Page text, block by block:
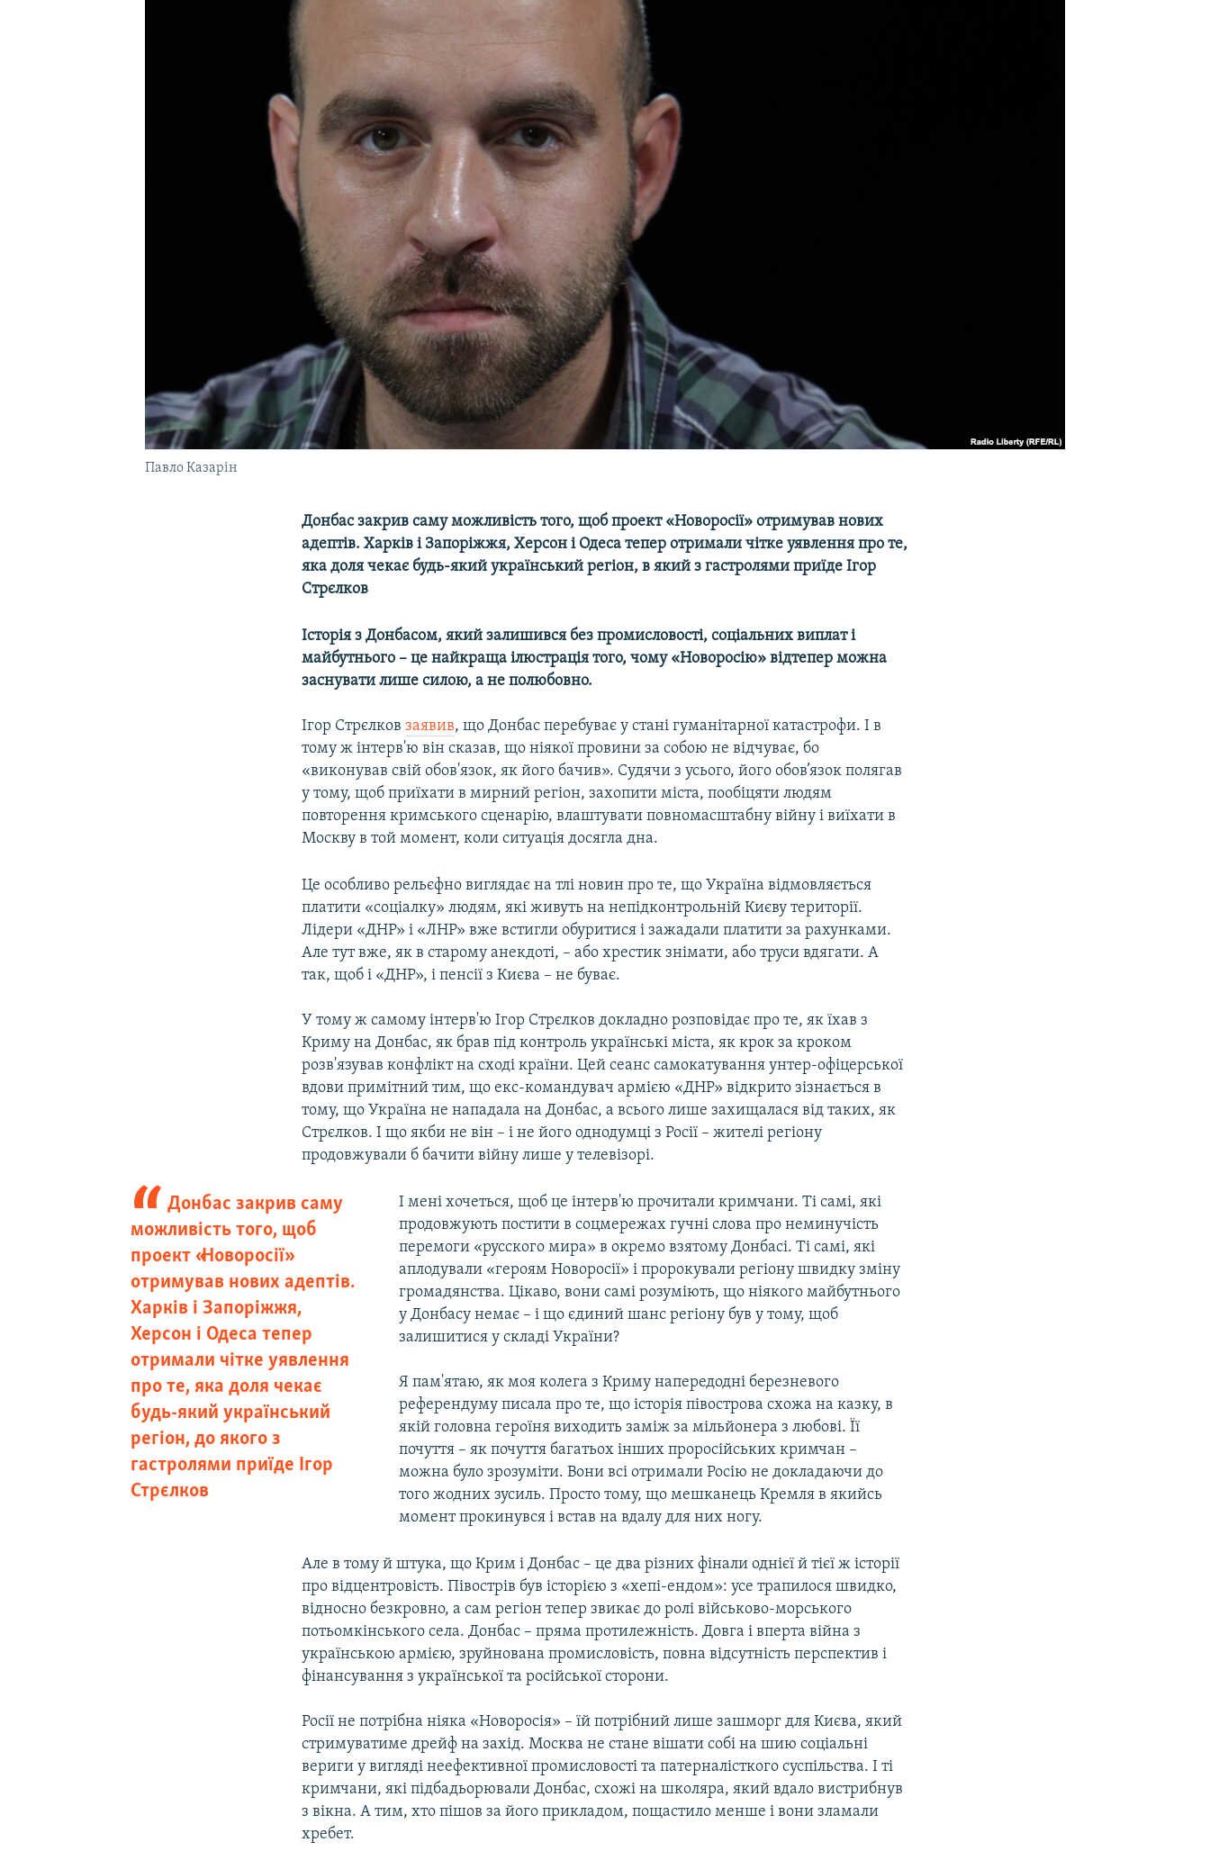
Павло Казарін
Донбас закрив саму можливість того, щоб проект «Новоросії» отримував нових
адептів. Харків і Запоріжжя, Херсон і Одеса тепер отримали чітке уявлення про те,
яка доля чекає будь-який український регіон, в який з гастролями приїде Ігор
Стрєлков
Історія з Донбасом, який залишився без промисловості, соціальних виплат і
майбутнього – це найкраща ілюстрація того, чому «Новоросію» відтепер можна
заснувати лише силою, а не полюбовно.
Ігор Стрєлковзаявив, що Донбас перебуває у стані гуманітарної катастрофи. І в
тому ж інтерв'ю він сказав, що ніякої провини за собою не відчуває, бо
«виконував свій обов'язок, як його бачив». Судячи з усього, його обов’язок полягав
у тому, щоб приїхати в мирний регіон, захопити міста, пообіцяти людям
повторення кримського сценарію, влаштувати повномасштабну війну і виїхати в
Москву в той момент, коли ситуація досягла дна.
Це особливо рельєфно виглядає на тлі новин про те, що Україна відмовляється
платити «соціалку» людям, які живуть на непідконтрольній Києву території.
Лідери «ДНР» і «ЛНР» вже встигли обуритися і зажадали платити за рахунками.
Але тут вже, як в старому анекдоті, – або хрестик знімати, або труси вдягати. А
так, щоб і «ДНР», і пенсії з Києва – не буває.
У тому ж самому інтерв'ю Ігор Стрєлков докладно розповідає про те, як їхав з
Криму на Донбас, як брав під контроль українські міста, як крок за кроком
розв'язував конфлікт на сході країни. Цей сеанс самокатування унтер-офіцерської
вдови примітний тим, що екс-командувач армією «ДНР» відкрито зізнається в
тому, що Україна не нападала на Донбас, а всього лише захищалася від таких, як
Стрєлков. І що якби не він – і не його однодумці з Росії – жителі регіону
продовжували б бачити війну лише у телевізорі.
Донбас закрив саму
можливість того, щоб
проект «Новоросії»
отримував нових адептів.
Харків і Запоріжжя,
Херсон і Одеса тепер
отримали чітке уявлення
про те, яка доля чекає
будь-який український
регіон, до якого з
гастролями приїде Ігор
Стрєлков
І мені хочеться, щоб це інтерв'ю прочитали кримчани. Ті самі, які
продовжують постити в соцмережах гучні слова про неминучість
перемоги «русского мира» в окремо взятому Донбасі. Ті самі, які
аплодували «героям Новоросії» і пророкували регіону швидку зміну
громадянства. Цікаво, вони самі розуміють, що ніякого майбутнього
у Донбасу немає – і що єдиний шанс регіону був у тому, щоб
залишитися у складі України?
Я пам'ятаю, як моя колега з Криму напередодні березневого
референдуму писала про те, що історія півострова схожа на казку, в
якій головна героїня виходить заміж за мільйонера з любові. Її
почуття – як почуття багатьох інших проросійських кримчан –
можна було зрозуміти. Вони всі отримали Росію не докладаючи до
того жодних зусиль. Просто тому, що мешканець Кремля в якийсь
момент прокинувся і встав на вдалу для них ногу.
Але в тому й штука, що Крим і Донбас – це два різних фінали однієї й тієї ж історії
про відцентровість. Півострів був історією з «хепі-ендом»: усе трапилося швидко,
відносно безкровно, а сам регіон тепер звикає до ролі військово-морського
потьомкінського села. Донбас – пряма протилежність. Довга і вперта війна з
українською армією, зруйнована промисловість, повна відсутність перспектив і
фінансування з української та російської сторони.
Росії не потрібна ніяка «Новоросія» – їй потрібний лише зашморг для Києва, який
стримуватиме дрейф на захід. Москва не стане вішати собі на шию соціальні
вериги у вигляді неефективної промисловості та патерналісткого суспільства. І ті
кримчани, які підбадьорювали Донбас, схожі на школяра, який вдало вистрибнув
з вікна. А тим, хто пішов за його прикладом, пощастило менше і вони зламали
хребет.